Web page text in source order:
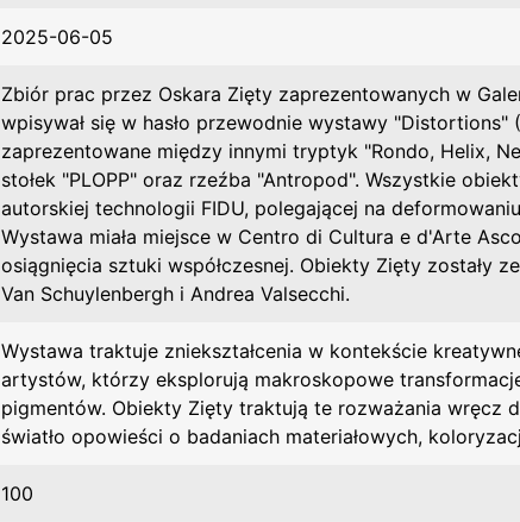
2025-06-05
Zbiór prac przez Oskara Zięty zaprezentowanych w
wpisywał się w hasło przewodnie wystawy "Distortions"
zaprezentowane między innymi tryptyk "Rondo, Helix,
stołek "PLOPP" oraz rzeźba "Antropod". Wszystkie
autorskiej technologii FIDU, polegającej na
Wystawa miała miejsce w Centro di Cultura e d'Arte
osiągnięcia sztuki współczesnej. Obiekty Zięty zostały
Van Schuylenbergh i Andrea Valsecchi.
Wystawa traktuje zniekształcenia w kontekście
artystów, którzy eksplorują makroskopowe
pigmentów. Obiekty Zięty traktują te rozważania wręcz
światło opowieści o badaniach materiałowych,
100